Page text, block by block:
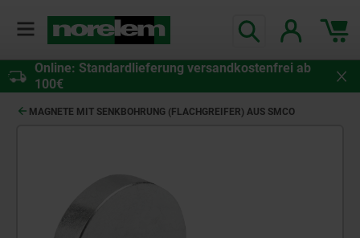
Online: Standardlieferung versandkostenfrei ab
100€
MAGNETE MIT SENKBOHRUNG (FLACHGREIFER) AUS SMCO